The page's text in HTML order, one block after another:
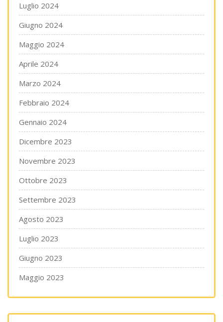
Luglio 2024
Giugno 2024
Maggio 2024
Aprile 2024
Marzo 2024
Febbraio 2024
Gennaio 2024
Dicembre 2023
Novembre 2023
Ottobre 2023
Settembre 2023
Agosto 2023
Luglio 2023
Giugno 2023
Maggio 2023